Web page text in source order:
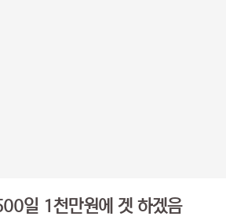
일 1천만원에 겟 하겠음